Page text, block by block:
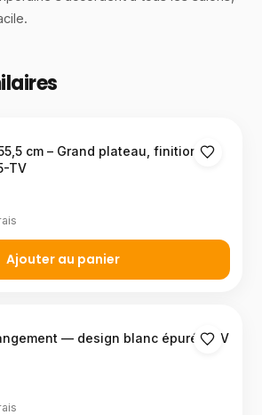
cm – Grand plateau, finition
TV
Ajouter au panier
— design blanc épuré – TV